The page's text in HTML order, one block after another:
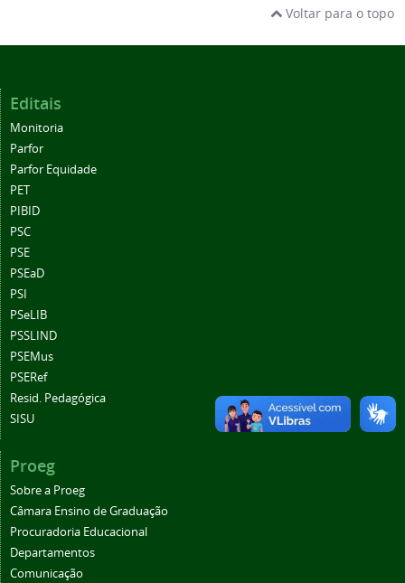
Voltar para o topo
Editais
Monitoria
Parfor
Parfor Equidade
PET
PIBID
PSC
PSE
PSEaD
PSI
PSeLIB
PSSLIND
PSEMus
PSERef
Resid. Pedagógica
SISU
Proeg
Sobre a Proeg
Câmara Ensino de Graduação
Procuradoria Educacional
Departamentos
Comunicação